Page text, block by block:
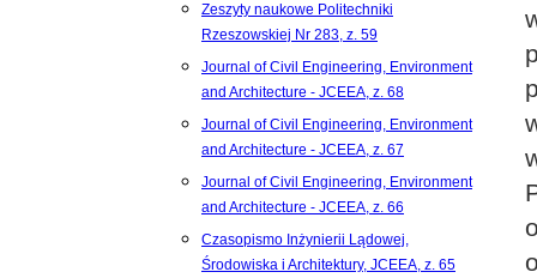
Zeszyty naukowe Politechniki
Rzeszowskiej Nr 283, z. 59
Journal of Civil Engineering, Environment
and Architecture - JCEEA, z. 68
Journal of Civil Engineering, Environment
and Architecture - JCEEA, z. 67
Journal of Civil Engineering, Environment
and Architecture - JCEEA, z. 66
Czasopismo Inżynierii Lądowej,
Środowiska i Architektury, JCEEA, z. 65